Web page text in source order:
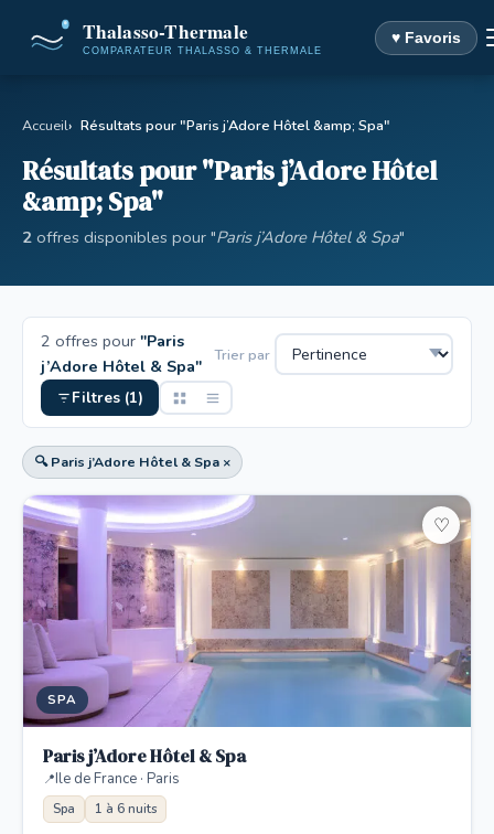
♥ Favoris
Accueil Résultats pour "Paris j’Adore Hôtel &amp; Spa"
Résultats pour "Paris j’Adore Hôtel
&amp; Spa"
2 offres disponibles pour "Paris j’Adore Hôtel & Spa"
2 offres pour "Paris
j’Adore Hôtel & Spa"
Trier par
Filtres (1)
🔍 Paris j’Adore Hôtel & Spa ×
SPA
♡
Paris j’Adore Hôtel & Spa
Ile de France · Paris
Spa 1 à 6 nuits